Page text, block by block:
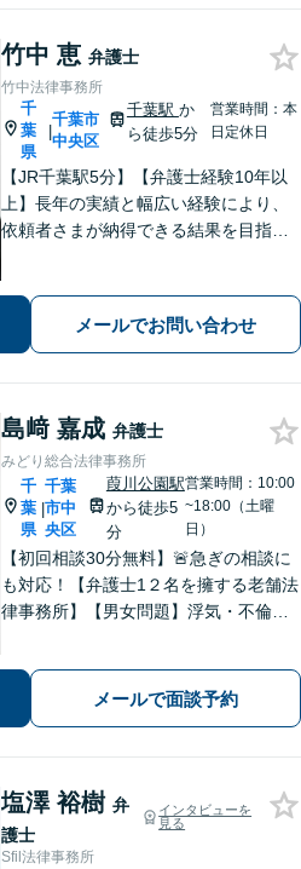
張可
竹中 恵 弁護士
竹中法律事務所
千
葉
県
|
千葉市
中央区
千葉駅 か
ら徒歩5分
営業時間：本
日定休日
【JR千葉駅5分】【弁護士経験10年以
上】長年の実績と幅広い経験により、
依頼者さまが納得できる結果を目指し
い】オーナーの方からの案件を解決し
た実績多数【初回相談無料】
メールでお問い合わせ
島﨑 嘉成 弁護士
みどり総合法律事務所
千
葉
県
|
千葉
市中
央区
葭川公園駅
から徒歩5
分
営業時間：10:00
~18:00（土曜
日）
【初回相談30分無料】🚨急ぎの相談に
も対応！【弁護士1２名を擁する老舗法
律事務所】【男女問題】浮気・不倫の
【債権回収】売掛金の回収はお任せ
【葭川公園駅5分／千葉中央駅10分】
メールで面談予約
塩澤 裕樹 弁
護士
インタビューを
見る
Sfil法律事務所